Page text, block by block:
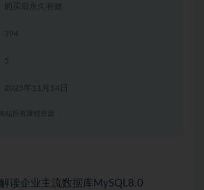
购买后永久有效
394
5
2025年11月14日
站所有课程资源
读企业主流数据库MySQL8.0